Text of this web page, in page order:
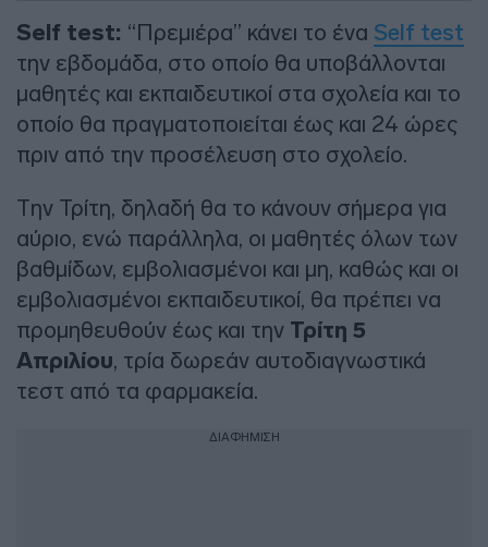
Self test: “Πρεμιέρα” κάνει το ένα Self test
την εβδομάδα, στο οποίο θα υποβάλλονται
μαθητές και εκπαιδευτικοί στα σχολεία και το
οποίο θα πραγματοποιείται έως και 24 ώρες
πριν από την προσέλευση στο σχολείο.
Την Τρίτη, δηλαδή θα το κάνουν σήμερα για
αύριο, ενώ παράλληλα, οι μαθητές όλων των
βαθμίδων, εμβολιασμένοι και μη, καθώς και οι
εμβολιασμένοι εκπαιδευτικοί, θα πρέπει να
προμηθευθούν έως και την Τρίτη 5
Απριλίου, τρία δωρεάν αυτοδιαγνωστικά
τεστ από τα φαρμακεία.
ΔΙΑΦΗΜΙΣΗ